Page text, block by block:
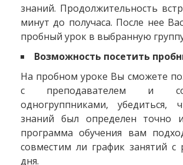
знаний. Продолжительность
минут до получаса. После нее
пробный урок в выбранную
Возможность посетить
На пробном уроке Вы сможете
с преподавателем и
одногруппниками, убедиться,
знаний был определен точно
программа обучения вам
совместим ли график занятий с
дня.